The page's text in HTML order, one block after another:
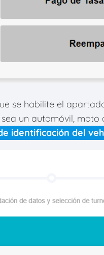
se habilite el
un automóvil, moto
identificación del